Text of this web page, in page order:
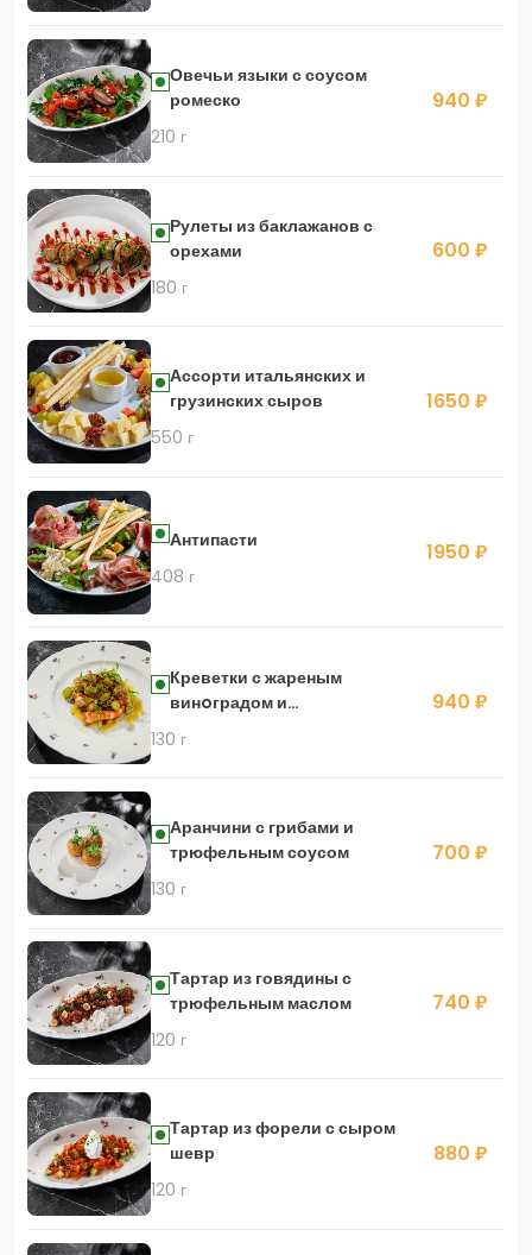
Овечьи языки с соусом
ромеско
210 г
940 ₽
Рулеты из баклажанов с
орехами
180 г
600 ₽
Ассорти итальянских и
грузинских сыров
550 г
1650 ₽
Антипасти
408 г
1950 ₽
Креветки с жареным
винoградом и
фисташковым соусом
130 г
940 ₽
Аранчини с грибами и
трюфельным соусом
130 г
700 ₽
Тартар из говядины с
трюфельным маслом
120 г
740 ₽
Тартар из форели с сыром
шевр
120 г
880 ₽